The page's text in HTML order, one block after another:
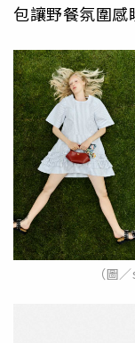
包讓野餐氛圍感
（圖